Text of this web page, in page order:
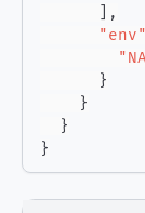
,
"env"
}
}
}
}